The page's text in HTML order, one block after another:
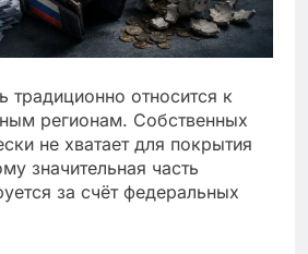
традиционно относится к
регионам. Собственных
не хватает для покрытия
значительная часть
за счёт федеральных